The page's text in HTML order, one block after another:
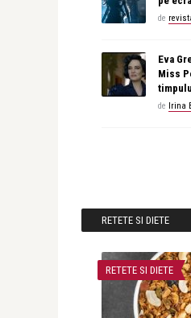
de
Eva
Miss
de Irina
RETETE SI DIETE
RETETE SI DIETE